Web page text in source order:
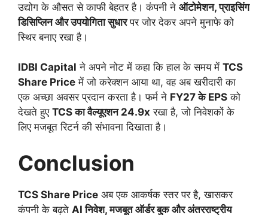
उद्योग के औसत से काफी बेहतर है। कंपनी ने ऑटोमेशन, प्राइसिंग
डिसिप्लिन और उपयोगिता सुधारपर जोर देकर अपने मुनाफे को
स्थिर बनाए रखा है।
IDBI Capital ने अपने नोट में कहा कि हाल के समय में TCS
Share Price में जो करेक्शन आया था, वह अब खरीदारी का
एक अच्छा अवसर प्रदान करता है। फर्म ने FY27 के EPS को
देखते हुए TCS का वैल्यूएशन 24.9x रखा है, जो निवेशकों के
लिए मजबूत रिटर्न की संभावना दिखाता है।
Conclusion
TCS Share Price अब एक आकर्षक स्तर पर है, खासकर
कंपनी के बढ़ते AI निवेश, मजबूत ऑर्डर बुक और अंतरराष्ट्रीय